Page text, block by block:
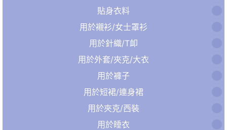
貼身衣料
用於襯衫/女士罩衫
用於針織/T卹
用於外套/夾克/大衣
用於褲子
用於短裙/連身裙
用於夾克/西裝
用於睡衣